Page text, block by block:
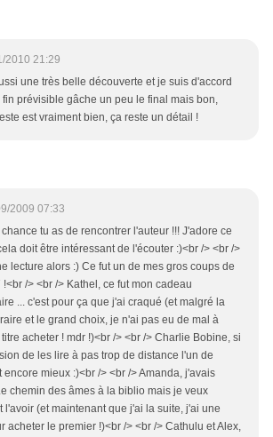
2010 21:29
une très belle découverte et je suis d'accord
fin prévisible gâche un peu le final mais bon,
est vraiment bien, ça reste un détail !
2009 07:33
chance tu as de rencontrer l'auteur !!! J'adore ce
doit être intéressant de l'écouter :)<br /> <br />
lecture alors :) Ce fut un de mes gros coups de
/> <br /> Kathel, ce fut mon cadeau
... c'est pour ça que j'ai craqué (et malgré la
et le grand choix, je n'ai pas eu de mal à
acheter ! mdr !)<br /> <br /> Charlie Bobine, si
de les lire à pas trop de distance l'un de
encore mieux :)<br /> <br /> Amanda, j'avais
chemin des âmes à la biblio mais je veux
l'avoir (et maintenant que j'ai la suite, j'ai une
acheter le premier !)<br /> <br /> Cathulu et Alex,